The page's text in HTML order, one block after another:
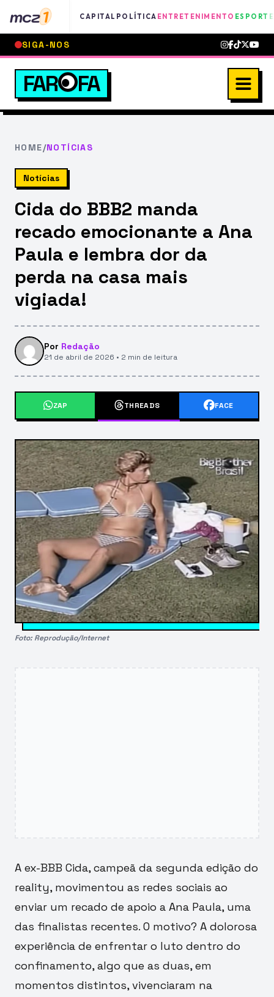
mcz1 CAPITAL POLÍTICA ENTRETENIMENTO
SIGA-NOS
FAR FA
HOME/NOTÍCIAS
Notícias
Cida do BBB2 manda
recado emocionante a Ana
Paula e lembra dor da
perda na casa mais
vigiada!
Por Redação
21 de abril de 2026 • 2 min de leitura
ZAP THREADS FACE
Foto: Reprodução/Internet
A ex-BBB Cida, campeã da segunda edição do
reality, movimentou as redes sociais ao
enviar um recado de apoio a Ana Paula, uma
das finalistas recentes. O motivo? A dolorosa
experiência de enfrentar o luto dentro do
confinamento, algo que as duas, em
momentos distintos, vivenciaram na